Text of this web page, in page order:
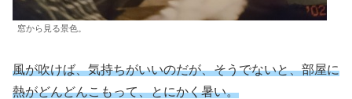
窓から見る景色。
風が吹けば、気持ちがいいのだが、そうでないと、部屋に
熱がどんどんこもって、とにかく暑い。